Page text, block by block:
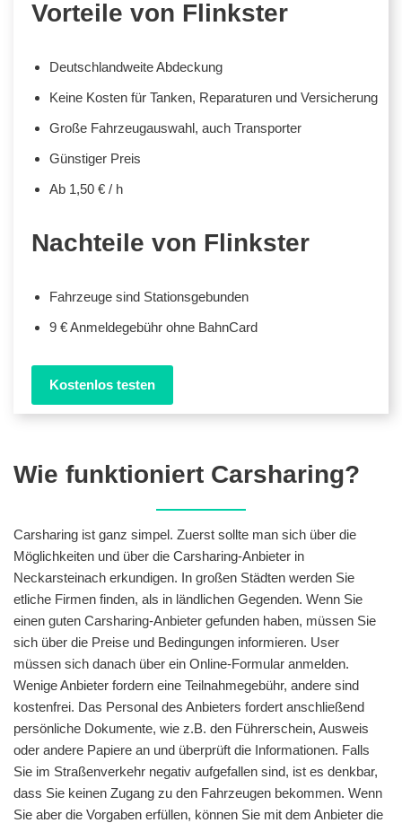
Vorteile von Flinkster
Deutschlandweite Abdeckung
Keine Kosten für Tanken, Reparaturen und Versicherung
Große Fahrzeugauswahl, auch Transporter
Günstiger Preis
Ab 1,50 € / h
Nachteile von Flinkster
Fahrzeuge sind Stationsgebunden
9 € Anmeldegebühr ohne BahnCard
Kostenlos testen
Wie funktioniert Carsharing?
Carsharing ist ganz simpel. Zuerst sollte man sich über die
Möglichkeiten und über die Carsharing-Anbieter in
Neckarsteinach erkundigen. In großen Städten werden Sie
etliche Firmen finden, als in ländlichen Gegenden. Wenn Sie
einen guten Carsharing-Anbieter gefunden haben, müssen Sie
sich über die Preise und Bedingungen informieren. User
müssen sich danach über ein Online-Formular anmelden.
Wenige Anbieter fordern eine Teilnahmegebühr, andere sind
kostenfrei. Das Personal des Anbieters fordert anschließend
persönliche Dokumente, wie z.B. den Führerschein, Ausweis
oder andere Papiere an und überprüft die Informationen. Falls
Sie im Straßenverkehr negativ aufgefallen sind, ist es denkbar,
dass Sie keinen Zugang zu den Fahrzeugen bekommen. Wenn
Sie aber die Vorgaben erfüllen, können Sie mit dem Anbieter die